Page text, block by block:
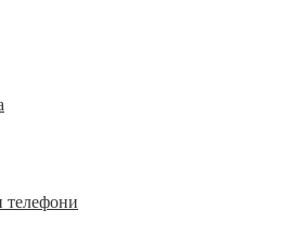
телефони